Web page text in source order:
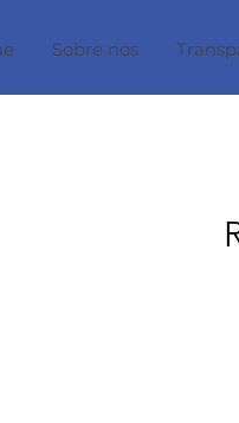
Sobre nós